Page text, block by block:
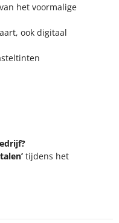
het voormalige
ook digitaal
tijdens het